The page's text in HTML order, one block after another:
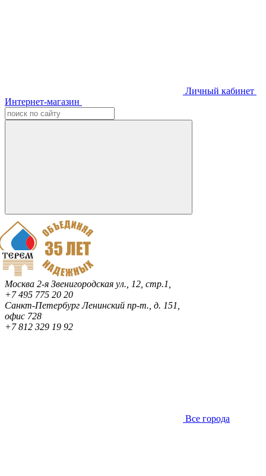
Личный кабинет
Интернет-магазин
Москва 2-я Звенигородская ул., 12, стр.1,
+7 495 775 20 20
Санкт-ПетербургЛенинский пр-т., д. 151,
офис 728
+7 812 329 19 92
Все города